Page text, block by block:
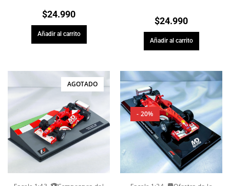
$24.990
Añadir al carrito
$24.990
Añadir al carrito
AGOTADO
- 20%